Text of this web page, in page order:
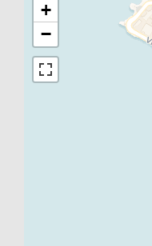
+
−